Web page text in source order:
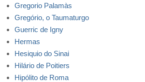
Gregorio Palamàs
Gregório, o Taumaturgo
Guerric de Igny
Hermas
Hesiquio do Sinai
Hilário de Poitiers
Hipólito de Roma